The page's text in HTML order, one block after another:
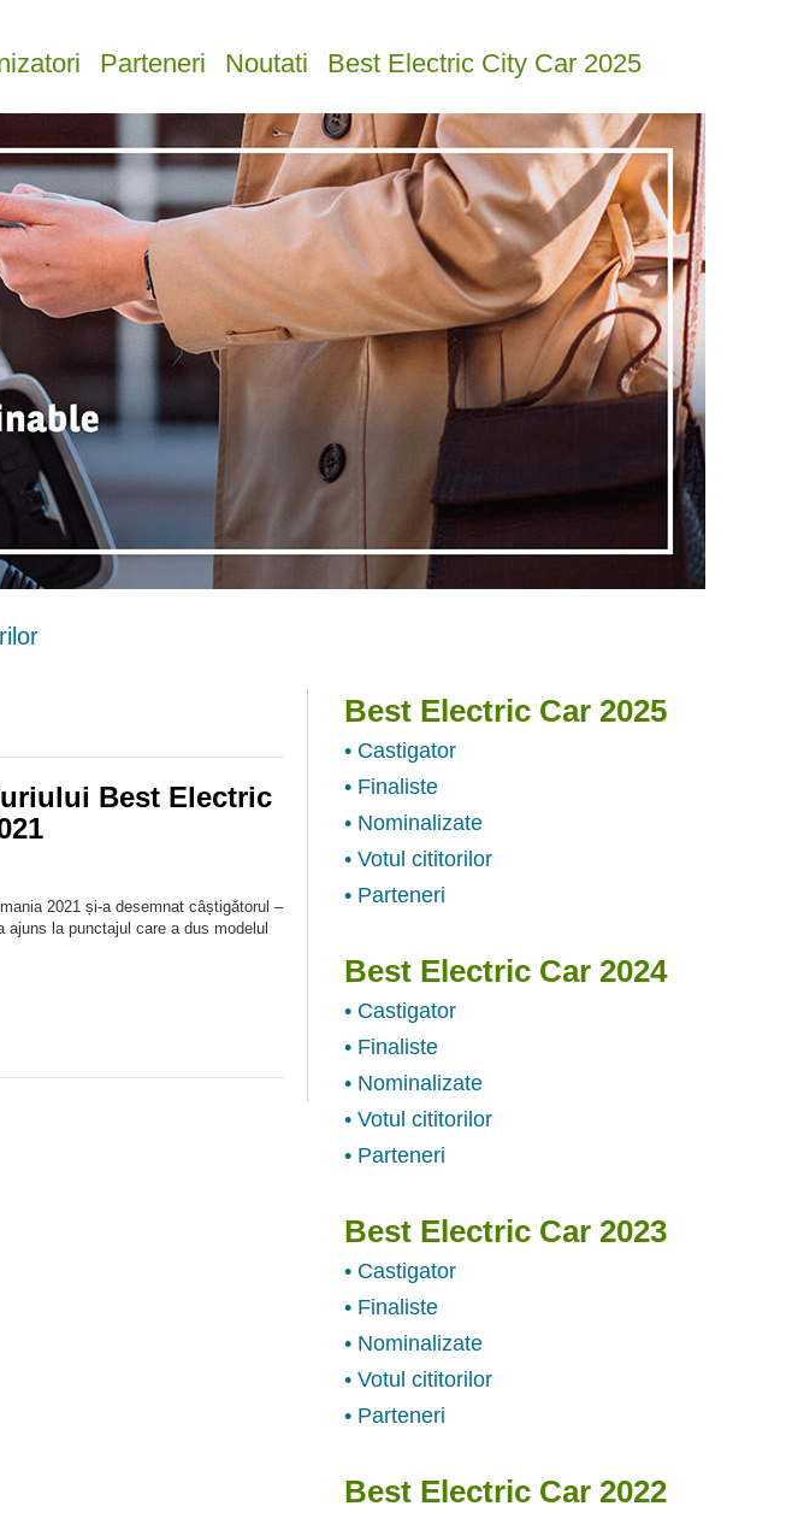
Parteneri Noutati Best Electric City Car 2025
Best Electric
2021 și-a desemnat câștigătorul –
la punctajul care a dus modelul
Best Electric Car 2025
• Castigator
• Finaliste
• Nominalizate
• Votul cititorilor
• Parteneri
Best Electric Car 2024
• Castigator
• Finaliste
• Nominalizate
• Votul cititorilor
• Parteneri
Best Electric Car 2023
• Castigator
• Finaliste
• Nominalizate
• Votul cititorilor
• Parteneri
Best Electric Car 2022